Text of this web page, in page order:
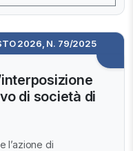
2026, N. 79/2025
di società di
l’azione di